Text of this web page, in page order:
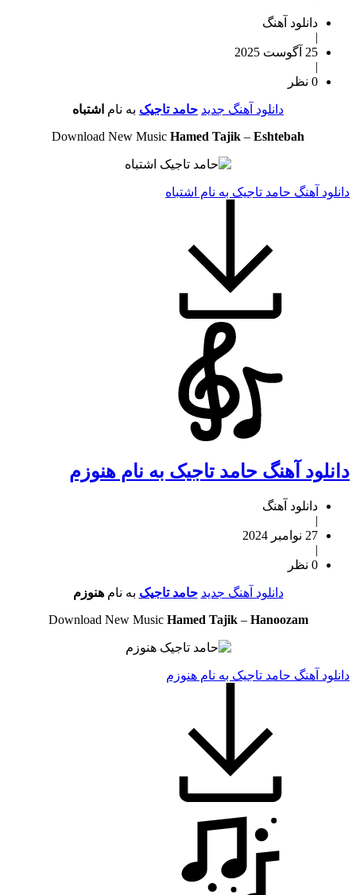
دانلود آهنگ
|
25 آگوست 2025
|
0 نظر
دانلود آهنگ جدید حامد تاجیک به نام اشتباه
Download New Music Hamed Tajik – Eshtebah
دانلود آهنگ حامد تاجیک به نام اشتباه
دانلود آهنگ حامد تاجیک به نام هنوزم
دانلود آهنگ
|
27 نوامبر 2024
|
0 نظر
دانلود آهنگ جدید حامد تاجیک به نامهنوزم
Download New Music Hamed Tajik– Hanoozam
دانلود آهنگ حامد تاجیک به نام هنوزم